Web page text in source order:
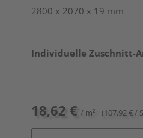
2800 x 2070 x 19 mm
Individuelle Zuschnitt-
18,62 € / m² (107,92 € /